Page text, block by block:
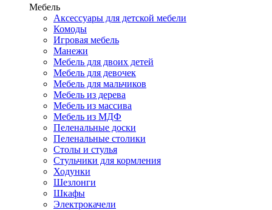
Мебель
Аксессуары для детской мебели
Комоды
Игровая мебель
Манежи
Мебель для двоих детей
Мебель для девочек
Мебель для мальчиков
Мебель из дерева
Мебель из массива
Мебель из МДФ
Пеленальные доски
Пеленальные столики
Столы и стулья
Стульчики для кормления
Ходунки
Шезлонги
Шкафы
Электрокачели